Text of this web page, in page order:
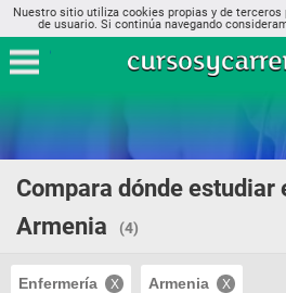
Nuestro sitio utiliza cookies propias y de
de usuario. Si continúa navegando
Compara dónde estudiar
Armenia
(4)
Enfermería Armenia